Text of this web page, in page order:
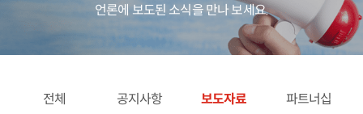
언론에 보도된 소식을 만나 보세요.
전체 공지사항 보도자료 파트너십